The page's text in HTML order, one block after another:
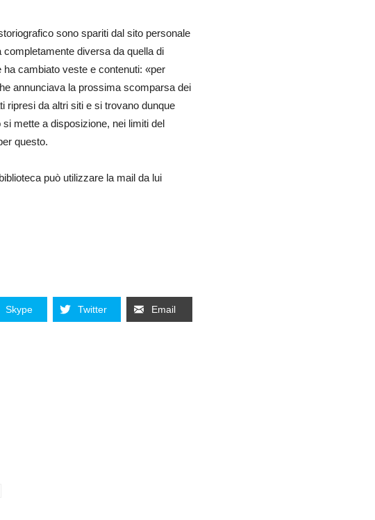
sono spariti dal sito personale
diversa da quella di
cambiato veste e contenuti: «per
annunciava la prossima scomparsa dei
ripresi da altri siti e si trovano dunque
mette a disposizione, nei limiti del
questo.
può utilizzare la mail da lui
Skype Twitter Email